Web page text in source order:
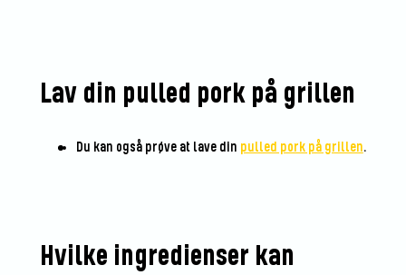
Lav din pulled pork på grillen
Du kan også prøve at lave din pulled pork på grillen.
Hvilke ingredienser kan